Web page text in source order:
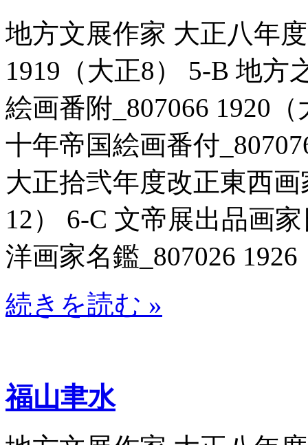
地方文展作家 大正八年
1919（大正8） 5-B 地方
絵画番附_807066 1920
十年帝国絵画番付
大正拾弐年度改正東西画
12） 6-C 文帝展出品画
洋画家名鑑_807026
続きを読む »
福山聿水